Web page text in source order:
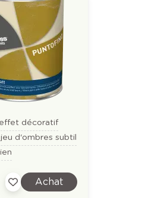
décoratif
d'ombres subtil
Achat